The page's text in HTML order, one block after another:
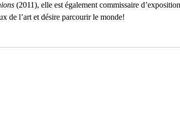
(2011), elle est également commissaire d’exposition
de l’art et désire parcourir le monde!